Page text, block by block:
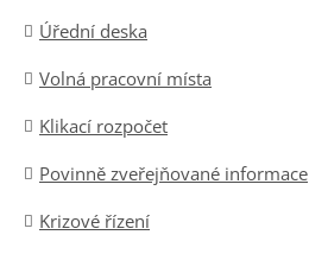
Úřední deska
Volná pracovní místa
Klikací rozpočet
Povinně zveřejňované informace
Krizové řízení